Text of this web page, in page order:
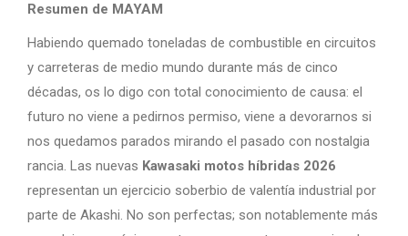
Resumen de MAYAM
Habiendo quemado toneladas de combustible en circuitos
y carreteras de medio mundo durante más de cinco
décadas, os lo digo con total conocimiento de causa: el
futuro no viene a pedirnos permiso, viene a devorarnos si
nos quedamos parados mirando el pasado con nostalgia
rancia. Las nuevas Kawasaki motos híbridas 2026
representan un ejercicio soberbio de valentía industrial por
parte de Akashi. No son perfectas; son notablemente más